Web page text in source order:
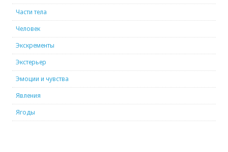
Части тела
Человек
Экскременты
Экстерьер
Эмоции и чувства
Явления
Ягоды